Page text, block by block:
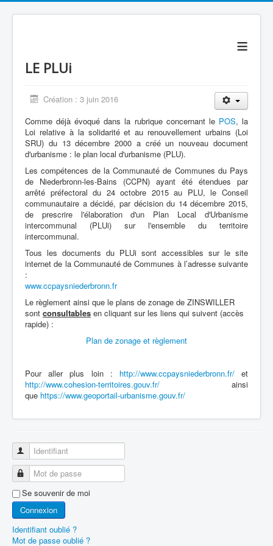
≡
LE PLUi
Création : 3 juin 2016
Comme déjà évoqué dans la rubrique concernant le POS, la
Loi relative à la solidarité et au renouvellement urbains (Loi
SRU) du 13 décembre 2000 a créé un nouveau document
d'urbanisme : le plan local d'urbanisme (PLU).
Les compétences de la Communauté de Communes du Pays
de Niederbronn-les-Bains (CCPN) ayant été étendues par
arrêté préfectoral du 24 octobre 2015 au PLU, le Conseil
communautaire a décidé, par décision du 14 décembre 2015,
de prescrire l'élaboration d'un Plan Local d'Urbanisme
intercommunal (PLUi) sur l'ensemble du territoire
intercommunal.
Tous les documents du PLUi sont accessibles sur le site
internet de la Communauté de Communes à l’adresse suivante
:
www.ccpaysniederbronn.fr
Le règlement ainsi que le plans de zonage de ZINSWILLER
sont consultables en cliquant sur les liens qui suivent (accès
rapide) :
Plan de zonage et règlement
Pour aller plus loin : http://www.ccpaysniederbronn.fr/et
http://www.cohesion-territoires.gouv.fr/ ainsi
que https://www.geoportail-urbanisme.gouv.fr/
Identifiant
Mot de passe
Se souvenir de moi
Connexion
Identifiant oublié ?
Mot de passe oublié ?